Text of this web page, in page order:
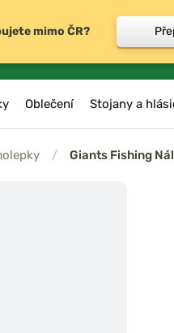
Oblečení Stojany a
/ Giants Fishing
mimo ČR?